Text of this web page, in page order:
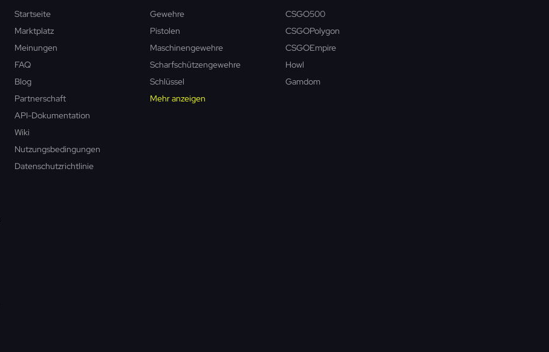
Startseite
Marktplatz
Meinungen
FAQ
Blog
Partnerschaft
API-Dokumentation
Wiki
Nutzungsbedingungen
Datenschutzrichtlinie
Gewehre
Pistolen
Maschinengewehre
Scharfschützengewehre
Schlüssel
Mehr anzeigen
CSGO500
CSGOPolygon
CSGOEmpire
Howl
Gamdom